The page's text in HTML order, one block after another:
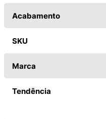
Acabamento
SKU
Marca
Tendência